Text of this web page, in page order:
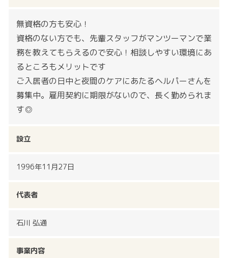
無資格の方も安心！
資格のない方でも、先輩スタッフがマンツーマンで業
務を教えてもらえるので安心！相談しやすい環境にあ
るところもメリットです
ご入居者の日中と夜間のケアにあたるヘルパーさんを
募集中。雇用契約に期限がないので、長く勤められま
す◎
設立
1996年11月27日
代表者
石川 弘通
事業内容